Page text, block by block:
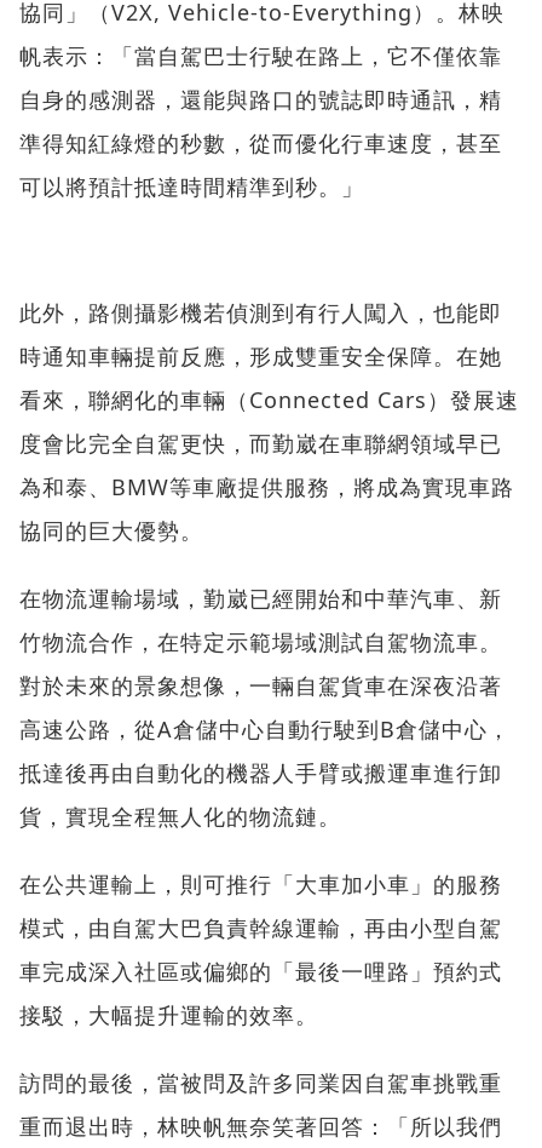
協同」（V2X, Vehicle-to-Everything）。林映
帆表示：「當自駕巴士行駛在路上，它不僅依靠
自身的感測器，還能與路口的號誌即時通訊，精
準得知紅綠燈的秒數，從而優化行車速度，甚至
可以將預計抵達時間精準到秒。」
此外，路側攝影機若偵測到有行人闖入，也能即
時通知車輛提前反應，形成雙重安全保障。在她
看來，聯網化的車輛（Connected Cars）發展速
度會比完全自駕更快，而勤崴在車聯網領域早已
為和泰、BMW等車廠提供服務，將成為實現車路
協同的巨大優勢。
在物流運輸場域，勤崴已經開始和中華汽車、新
竹物流合作，在特定示範場域測試自駕物流車。
對於未來的景象想像，一輛自駕貨車在深夜沿著
高速公路，從A倉儲中心自動行駛到B倉儲中心，
抵達後再由自動化的機器人手臂或搬運車進行卸
貨，實現全程無人化的物流鏈。
在公共運輸上，則可推行「大車加小車」的服務
模式，由自駕大巴負責幹線運輸，再由小型自駕
車完成深入社區或偏鄉的「最後一哩路」預約式
接駁，大幅提升運輸的效率。
訪問的最後，當被問及許多同業因自駕車挑戰重
重而退出時，林映帆無奈笑著回答：「所以我們